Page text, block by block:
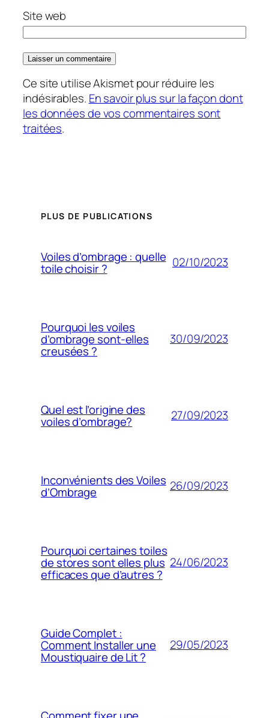
Site web
Ce site utilise Akismet pour réduire les
indésirables. En savoir plus sur la façon dont
les données de vos commentaires sont
traitées.
PLUS DE PUBLICATIONS
Voiles d’ombrage : quelle
toile choisir ? 02/10/2023
Pourquoi les voiles
d’ombrage sont-elles
creusées ?
30/09/2023
Quel est l’origine des
voiles d’ombrage? 27/09/2023
Inconvénients des Voiles
d’Ombrage 26/09/2023
Pourquoi certaines toiles
de stores sont elles plus
efficaces que d’autres ?
24/06/2023
Guide Complet :
Comment Installer une
Moustiquaire de Lit ?
29/05/2023